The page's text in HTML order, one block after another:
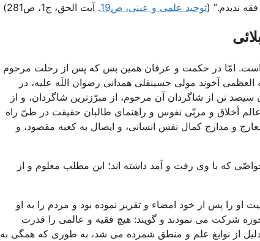
نديدم.” (توحید علمی و عینی، ص19 . آیت الحق، ج1، ص281)
است. امّا در حكمت و عرفان همين بس كه پس از رحلت مرحوم
آخوند مولى حسين‏قلى همدانى رضوان اللَه عليه، در
تن از شاگردان آن مرحوم، از مبرّزترين شاگردان، و از
عالم أخلاق و مربّى نفوس و راهنماى طالبان حقيقت در طىّ راه
و مدارج كمال نفس انسانى، و ايصال به كعبه مقصود، و
كه با وى رفت و آمد داشته‏ اند؛ اين مطلب معلوم و از
را پس از خود امضاء و تقرير نموده بود و مردم را به او
شركت مى ‏نمودند و گويند: هيچ فقيه و عالمى را قدرت
از نوابغ علم و منطق شمرده مى‏ شد، به طورى كه همگى به